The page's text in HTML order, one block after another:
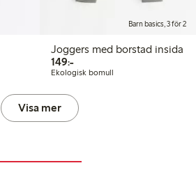
Barn basics, 3 för 2
Joggers med borstad insida
149:-149,00 kr
Ekologisk bomull
Visa mer